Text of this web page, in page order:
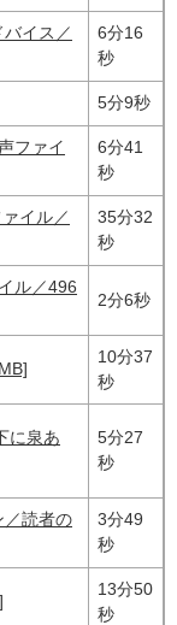
イス／
6分16
秒
5分9秒
ファイ
6分41
秒
イル／
35分32
秒
ル／496
2分6秒
10分37
秒
に泉あ
5分27
秒
／読者の
3分49
秒
13分50
秒